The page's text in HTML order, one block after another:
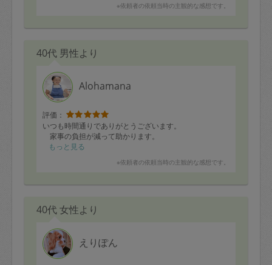
※依頼者の依頼当時の主観的な感想です。
40代 男性より
Alohamana
評価：
いつも時間通りでありがとうございます。
家事の負担が減って助かります。
もっと見る
※依頼者の依頼当時の主観的な感想です。
40代 女性より
えりぽん